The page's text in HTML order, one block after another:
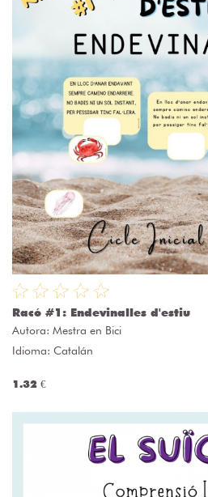
Racó #1: Endevinalles d'estiu
Autora: Mestra en Bici
Idioma: Catalán
1.32 €